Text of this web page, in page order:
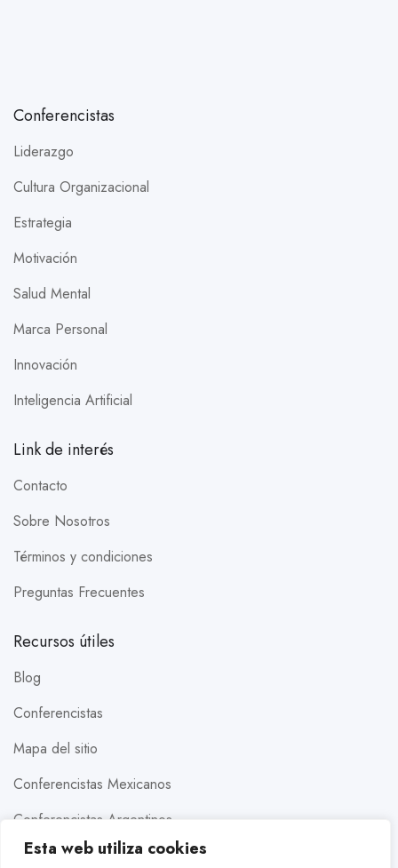
Esta web utiliza cookies
Conferencistas
Liderazgo
Cultura Organizacional
Estrategia
Motivación
Salud Mental
Marca Personal
Innovación
Inteligencia Artificial
Link de interés
Contacto
Sobre Nosotros
Términos y condiciones
Preguntas Frecuentes
Recursos útiles
Blog
Conferencistas
Mapa del sitio
Conferencistas Mexicanos
Conferencistas Argentinos
Conferencistas Estados Unidos